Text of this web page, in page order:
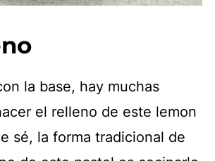
la base, hay muchas
el relleno de este lemon
sé, la forma tradicional de